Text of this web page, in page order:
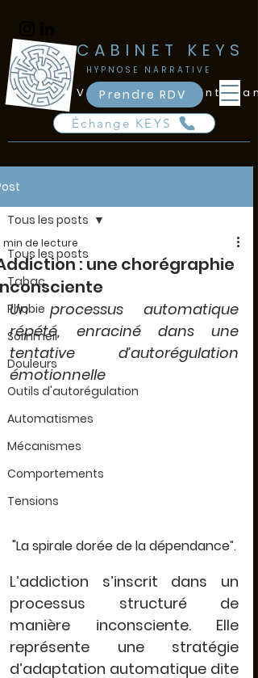
​CABINET KEYS
​HYPNOSE NARRATIVE
Vincennes - Saint-
Prendre RDV
Échange KEYS
Tous les posts
Tabac
Phobie
Sommeil
Douleurs
Outils d'autorégulation
Automatismes
Mécanismes
Comportements
Tensions
Tous les posts
: une chorégraphie
min de lecture
Un processus automatique
répété, enraciné dans une
tentative d’autorégulation
émotionnelle
"La spirale dorée de la dépendance".
L’addiction s’inscrit dans un
processus structuré de
manière inconsciente. Elle
représente une stratégie
d’adaptation automatique dite